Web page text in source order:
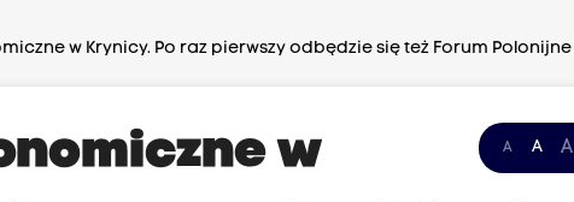
w Krynicy. Po raz pierwszy odbędzie się też Forum Polonijne
A A A
w